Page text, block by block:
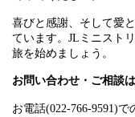
喜びと感謝、そして愛
ています。JLミニスト
旅を始めましょう。
お問い合わせ・ご相談
お電話(022-766-9591)